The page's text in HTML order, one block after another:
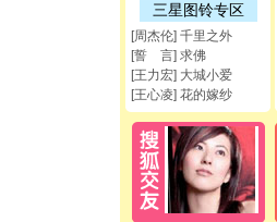
三星图铃专区
[周杰伦] 千里之外
[誓 言] 求佛
[王力宏] 大城小爱
[王心凌] 花的嫁纱